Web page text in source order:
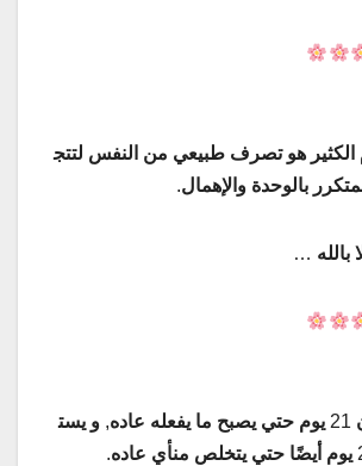
الكثير هو تصرف طبيعي من النفس لتتج
بالوحدة والإهمال.
بالله …
يوم حتي يصبح ما يفعله عاده, و يست
يوم أيضًا حتي يتخلص منأي عاده.